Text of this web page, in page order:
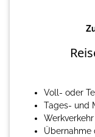
Voll- oder
Tages- und
Übernahme